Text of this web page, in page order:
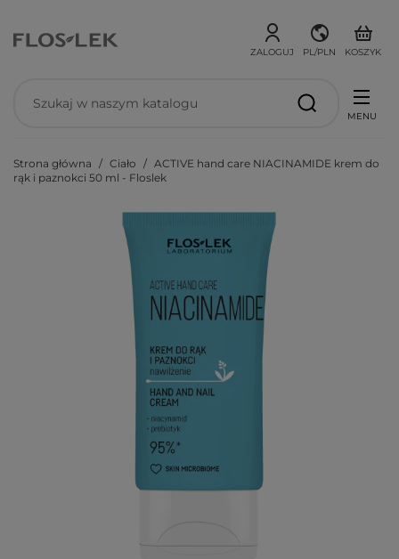
ZALOGUJ PL/PLN KOSZYK
MENU
Strona główna Ciało
ACTIVE hand care NIACINAMIDE krem do
rąk i paznokci 50 ml - Floslek